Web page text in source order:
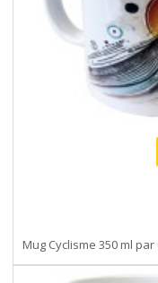
Mug Cyclisme 350 ml